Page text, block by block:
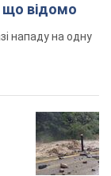
що відомо
нападу на одну